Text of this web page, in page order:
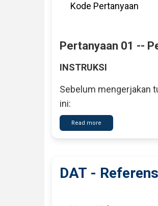
Kode Pertanyaan
Pertanyaan 01 --
INSTRUKSI
Sebelum mengerjakan
ini:
Read more
DAT
-
DAT -